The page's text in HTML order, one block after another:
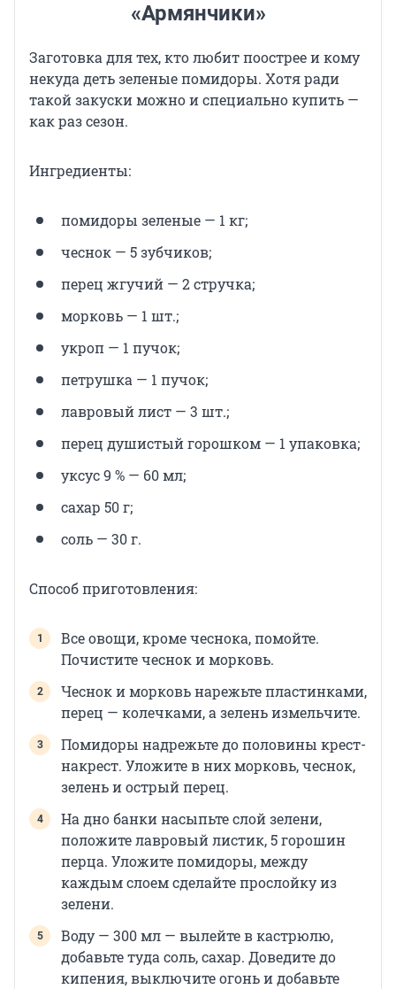
«Армянчики»
Заготовка для тех, кто любит поострее и кому
некуда деть зеленые помидоры. Хотя ради
такой закуски можно и специально купить —
как раз сезон.
Ингредиенты:
помидоры зеленые — 1 кг;
чеснок — 5 зубчиков;
перец жгучий — 2 стручка;
морковь — 1 шт.;
укроп — 1 пучок;
петрушка — 1 пучок;
лавровый лист — 3 шт.;
перец душистый горошком — 1 упаковка;
уксус 9 % — 60 мл;
сахар 50 г;
соль — 30 г.
Способ приготовления:
Все овощи, кроме чеснока, помойте.
Почистите чеснок и морковь.
Чеснок и морковь нарежьте пластинками,
перец — колечками, а зелень измельчите.
Помидоры надрежьте до половины крест-
накрест. Уложите в них морковь, чеснок,
зелень и острый перец.
На дно банки насыпьте слой зелени,
положите лавровый листик, 5 горошин
перца. Уложите помидоры, между
каждым слоем сделайте прослойку из
зелени.
Воду — 300 мл — вылейте в кастрюлю,
добавьте туда соль, сахар. Доведите до
кипения, выключите огонь и добавьте